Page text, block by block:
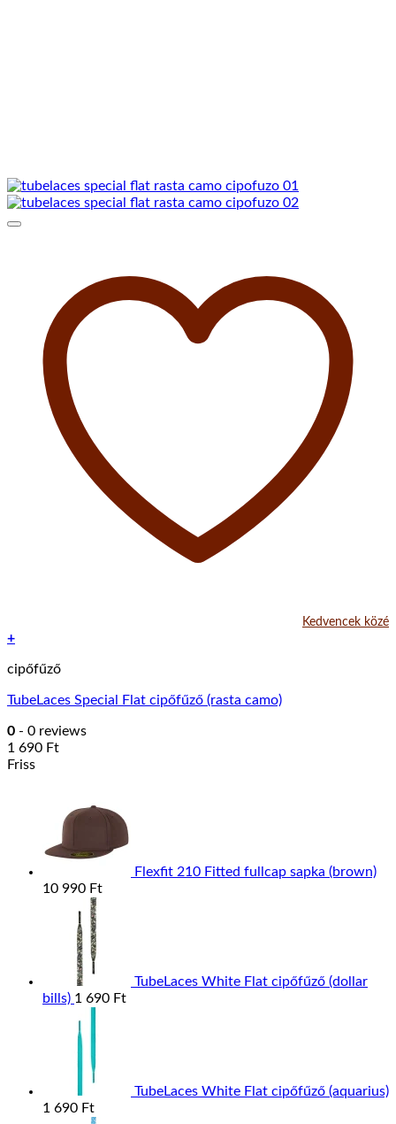
Kedvencek közé
+
cipőfűző
TubeLaces Special Flat cipőfűző (rasta camo)
0 - 0 reviews
1 690 Ft
Friss
Flexfit 210 Fitted fullcap sapka (brown)
10 990 Ft
TubeLaces White Flat cipőfűző (dollar
bills) 1 690 Ft
TubeLaces White Flat cipőfűző (aquarius)
1 690 Ft